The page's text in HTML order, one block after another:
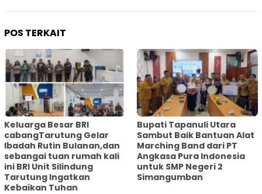
POS TERKAIT
Keluarga Besar BRI
cabangTarutung Gelar
Ibadah Rutin Bulanan,dan
sebangai tuan rumah kali
ini BRI Unit Silindung
Tarutung Ingatkan
Kebaikan Tuhan
Bupati Tapanuli Utara
Sambut Baik Bantuan Alat
Marching Band dari PT
Angkasa Pura Indonesia
untuk SMP Negeri 2
Simangumban